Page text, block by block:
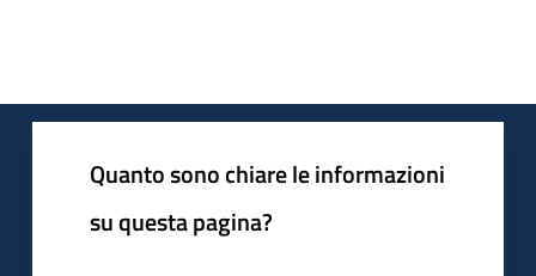
Quanto sono chiare le informazioni
su questa pagina?